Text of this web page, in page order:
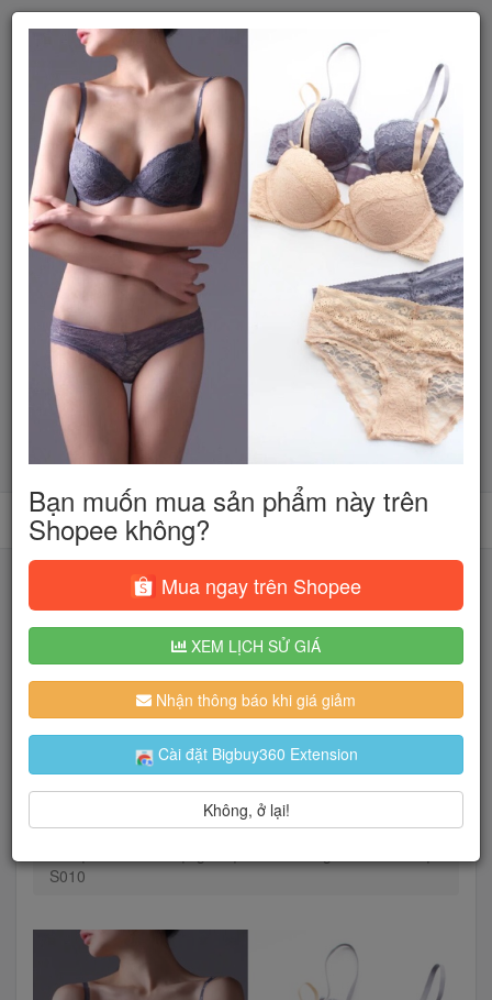
Tìm kiếm
Người dùng đang quan tâm đến 🔥...
Trang chủ Thời Trang Nữ Đồ lót
Bộ đồ lót
S010
Bạn muốn mua sản phẩm này trên
Shopee không?
Mua ngay trên Shopee
XEM LỊCH SỬ GIÁ
Nhận thông báo khi giá giảm
Cài đặt Bigbuy360 Extension
Không, ở lại!